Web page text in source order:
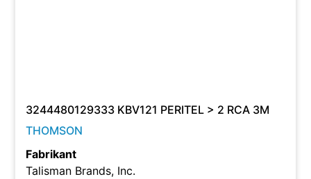
3244480129333 KBV121 PERITEL > 2 RCA 3M
THOMSON
Fabrikant
Talisman Brands, Inc.